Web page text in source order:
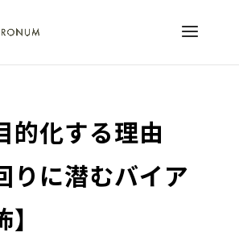
的化する理由
りに潜むバイア